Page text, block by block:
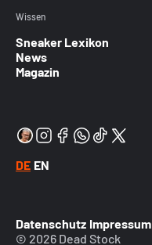
Wissen
Sneaker Lexikon
News
Magazin
DE EN
Datenschutz Impressum
© 2026 Dead Stock